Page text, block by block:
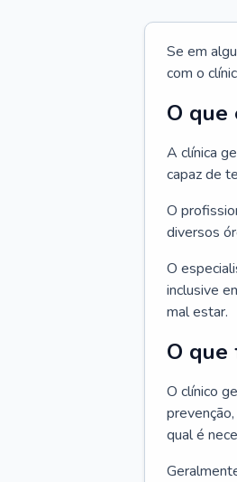
Se em
com o
O que
A clínica
capaz de
O
diversos
O
inclusive
mal estar.
O que
O clínico
qual é